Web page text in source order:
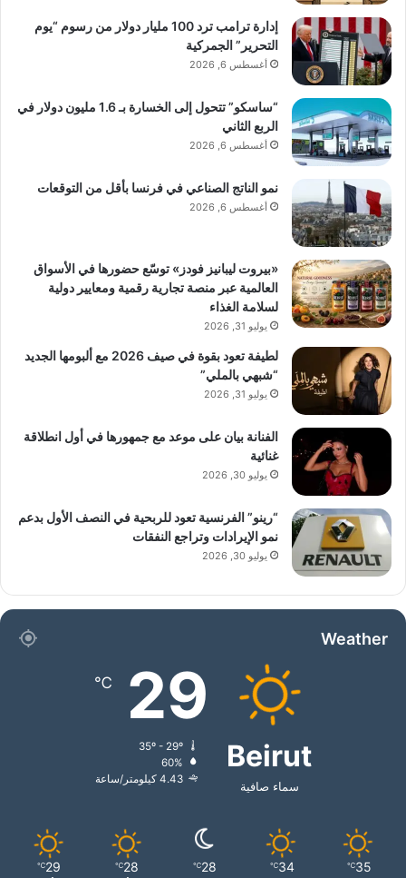
إدارة ترامب ترد 100 مليار دولار من رسوم “يوم
التحرير” الجمركية
أغسطس 6, 2026
“ساسكو” تتحول إلى الخسارة بـ 1.6 مليون دولار في
الربع الثاني
أغسطس 6, 2026
نمو الناتج الصناعي في فرنسا بأقل من التوقعات
أغسطس 6, 2026
«بيروت ليبانيز فودز» توسّع حضورها في الأسواق
العالمية عبر منصة تجارية رقمية ومعايير دولية
لسلامة الغذاء
يوليو 31, 2026
لطيفة تعود بقوة في صيف 2026 مع ألبومها الجديد
“شبهي بالملي”
يوليو 31, 2026
الفنانة بيان على موعد مع جمهورها في أول انطلاقة
غنائية
يوليو 30, 2026
“رينو” الفرنسية تعود للربحية في النصف الأول بدعم
نمو الإيرادات وتراجع النفقات
يوليو 30, 2026
Weather
Beirut
سماء صافية
29
℃
60%
4.43 كيلومتر/ساعة
35
℃
34
℃
28
℃
28
℃
29
℃